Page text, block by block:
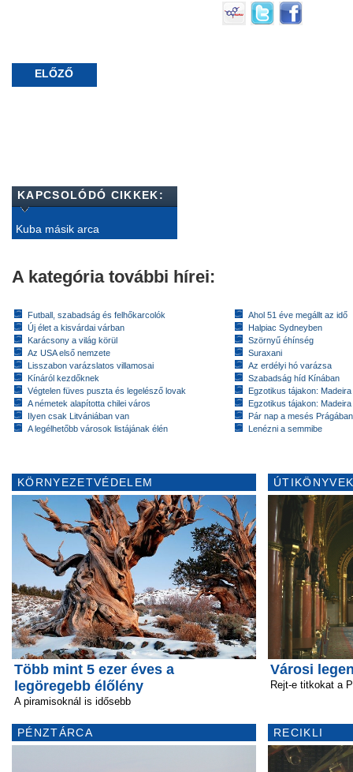
ELŐZŐ
KAPCSOLÓDÓ CIKKEK:
Kuba másik arca
A kategória további hírei:
Futball, szabadság és felhőkarcolók
Új élet a kisvárdai várban
Karácsony a világ körül
Az USA első nemzete
Lisszabon varázslatos villamosai
Kínáról kezdőknek
Végtelen füves puszta és legelésző lovak
A németek alapította chilei város
Ilyen csak Litvániában van
A legélhetőbb városok listájának élén
Ahol 51 éve megállt az idő
Halpiac Sydneyben
Szörnyű éhínség
Suraxani
Az erdélyi hó varázsa
Szabadság híd Kínában
Egzotikus tájakon:
Egzotikus tájakon:
Pár nap a mesés Prágában
Lenézni a semmibe
KÖRNYEZETVÉDELEM
Több mint 5 ezer éves a
legöregebb élőlény
A piramisoknál is idősebb
PÉNZTÁRCA
Városi
Rejt-e titkokat a
RECIKLI